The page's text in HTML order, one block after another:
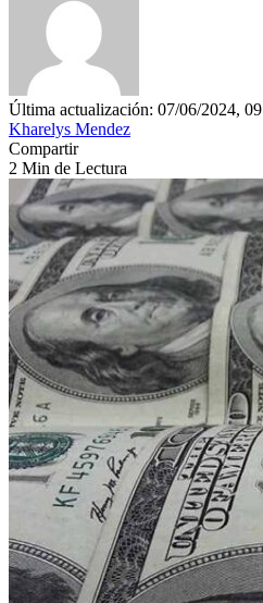
Última actualización: 07/06/2024, 09
Kharelys Mendez
Compartir
2 Min de Lectura